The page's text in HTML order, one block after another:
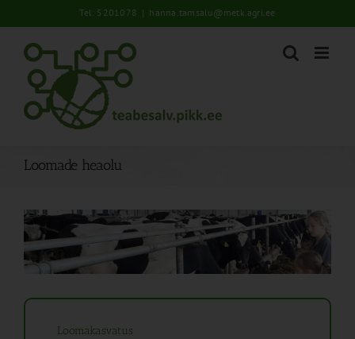
to
content
Tel: 5201078 | hanna.tamsalu@metk.agri.ee
Loomade heaolu
Loomakasvatus